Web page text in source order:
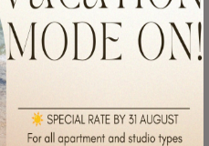
дыхание,